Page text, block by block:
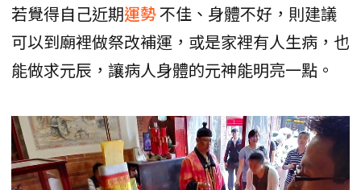
若覺得自己近期運勢不佳、身體不好，則建議
可以到廟裡做祭改補運，或是家裡有人生病，也
能做求元辰，讓病人身體的元神能明亮一點。